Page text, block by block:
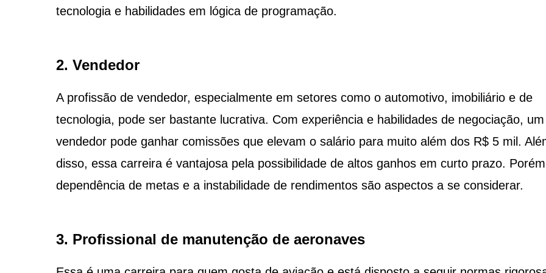
tecnologia e habilidades em lógica de programação.
2. Vendedor
A profissão de vendedor, especialmente em setores como o automotivo, imobiliário e de
tecnologia, pode ser bastante lucrativa. Com experiência e habilidades de negociação, um
vendedor pode ganhar comissões que elevam o salário para muito além dos R$ 5 mil.
disso, essa carreira é vantajosa pela possibilidade de altos ganhos em curto prazo.
dependência de metas e a instabilidade de rendimentos são aspectos a se considerar.
3. Profissional de manutenção de aeronaves